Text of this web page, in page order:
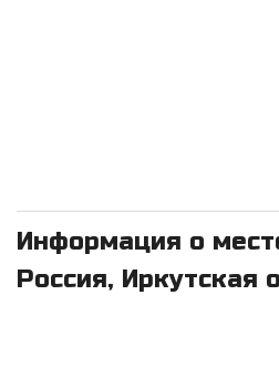
Информация о
Россия, Иркутская